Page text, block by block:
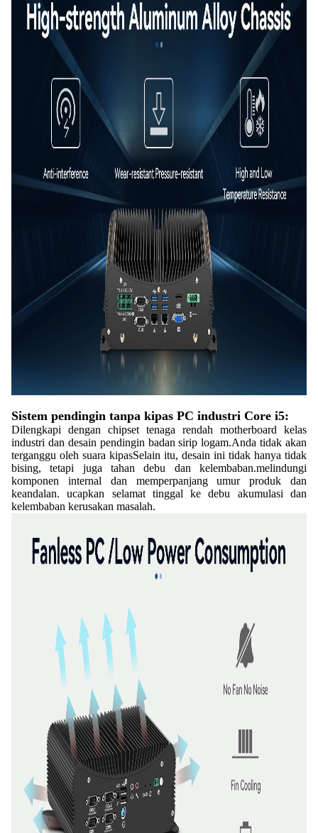
Sistem pendingin tanpa kipas PC industri Core i5:
Dilengkapi dengan chipset tenaga rendah motherboard kelas
industri dan desain pendingin badan sirip logam.Anda tidak akan
terganggu oleh suara kipasSelain itu, desain ini tidak hanya tidak
bising, tetapi juga tahan debu dan kelembaban.melindungi
komponen internal dan memperpanjang umur produk dan
keandalan. ucapkan selamat tinggal ke debu akumulasi dan
kelembaban kerusakan masalah.